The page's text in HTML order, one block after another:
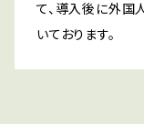
て、導入後に外国
いております。